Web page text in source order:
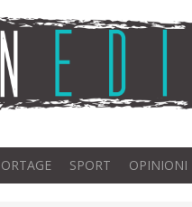
SPORT OPINIONI